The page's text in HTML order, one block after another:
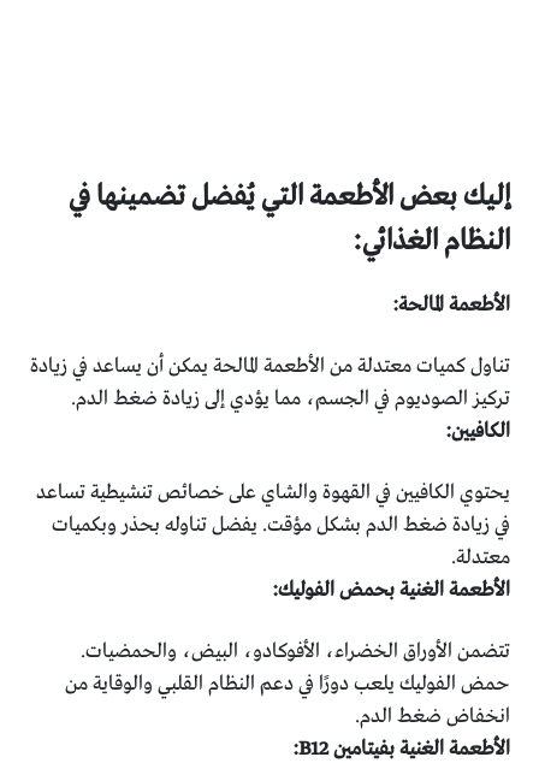
إليك بعض الأطعمة التي يُفضل تضمينها في
النظام الغذائي:
الأطعمة المالحة:
تناول كميات معتدلة من الأطعمة المالحة يمكن أن يساعد في زيادة
تركيز الصوديوم في الجسم، مما يؤدي إلى زيادة ضغط الدم.
الكافيين:
يحتوي الكافيين في القهوة والشاي على خصائص تنشيطية تساعد
في زيادة ضغط الدم بشكل مؤقت. يفضل تناوله بحذر وبكميات
معتدلة.
الأطعمة الغنية بحمض الفوليك:
تتضمن الأوراق الخضراء، الأفوكادو، البيض، والحمضيات.
حمض الفوليك يلعب دورًا في دعم النظام القلبي والوقاية من
انخفاض ضغط الدم.
الأطعمة الغنية بفيتامين B12: